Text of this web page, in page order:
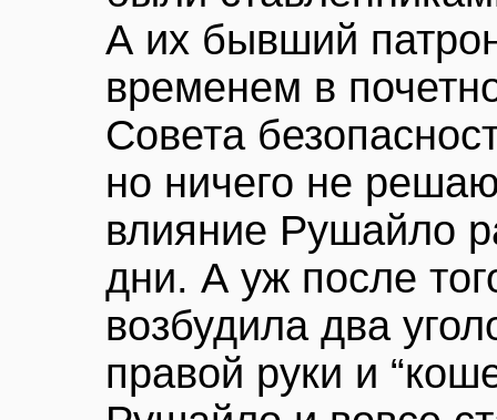
А их бывший
временем в
Совета
но ничего не
влияние Рушайло
дни. А уж после
возбудила два
правой руки и